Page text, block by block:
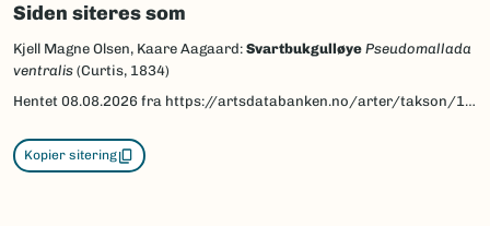
Siden siteres som
Kjell Magne Olsen, Kaare Aagaard: Svartbukgulløye Pseudomallada
ventralis (Curtis, 1834)
Hentet 08.08.2026 fra https://artsdatabanken.no/arter/takson/139909/beskrivelse
Kopier sitering